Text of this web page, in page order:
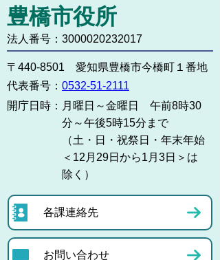
豊橋市役所
法人番号：3000020232017
〒440-8501 愛知県豊橋市今橋町１番地
代表番号： 0532-51-2111
開庁日時： 月曜日～金曜日 午前8時30
分～午後5時15分まで
（土・日・祝祭日・年末年始
＜12月29日から1月3日＞は
除く）
各課連絡先
お問い合わせ